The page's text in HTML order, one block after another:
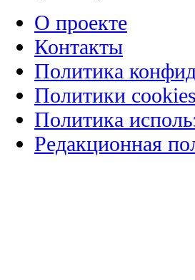
О проекте
Контакты
Политика
Политики cookies
Политика
Редакционная